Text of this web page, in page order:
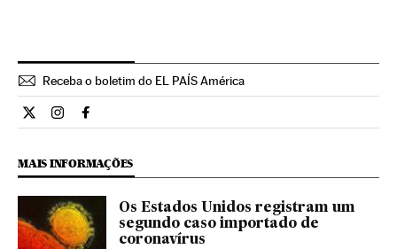
Receba o boletim do EL PAÍS América
Internacional El País Brasil en Twitter
Internacional El País Brasil en Instagram
Internacional El País Brasil en Facebook
MAIS INFORMAÇÕES
Os Estados Unidos registram um
segundo caso importado de
coronavírus